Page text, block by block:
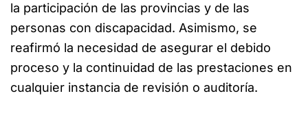
la participación de las provincias y de las
personas con discapacidad. Asimismo, se
reafirmó la necesidad de asegurar el debido
proceso y la continuidad de las prestaciones en
cualquier instancia de revisión o auditoría.